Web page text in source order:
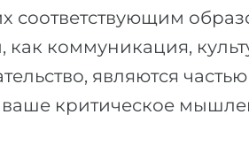
соответствующим
как коммуникация,
являются
ваше критическое